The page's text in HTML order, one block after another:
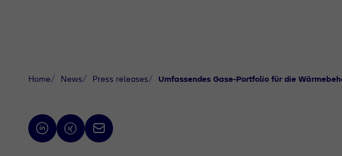
Home News Press releases Umfassendes Gase-Portfolio für die